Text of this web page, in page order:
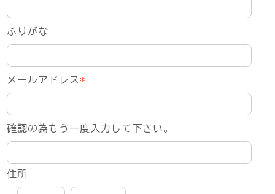
ふりがな
メールアドレス*
確認の為もう一度入力して下さい。
住所